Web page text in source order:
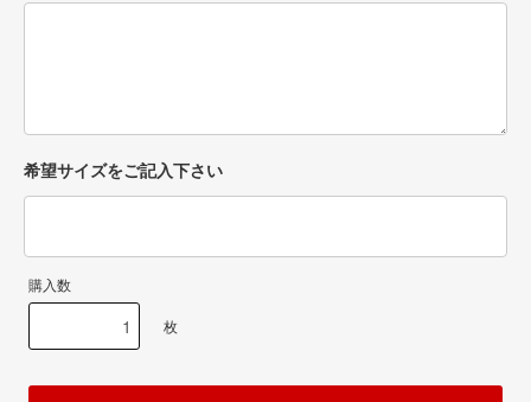
希望サイズをご記入下さい
購入数
枚